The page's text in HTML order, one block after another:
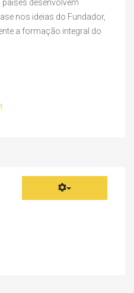
desenvolvem
nos ideias do Fundador,
a formação integral do